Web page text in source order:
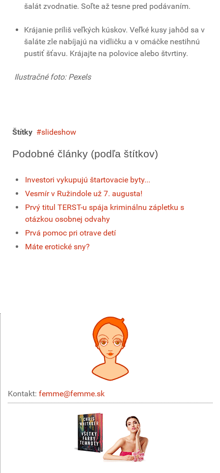
šalát zvodnatie. Soľte až tesne pred podávaním.
Krájanie príliš veľkých kúskov. Veľké kusy jahôd sa v
šaláte zle nabíjajú na vidličku a v omáčke nestihnú
pustiť šťavu. Krájajte na polovice alebo štvrtiny.
Ilustračné foto: Pexels
Štítky slideshow
Podobné články (podľa štítkov)
Investori vykupujú štartovacie byty...
Vesmír v Ružindole už 7. augusta!
Prvý titul TERST-u spája kriminálnu zápletku s
otázkou osobnej odvahy
Prvá pomoc pri otrave detí
Máte erotické sny?
Kontakt: femme@femme.sk